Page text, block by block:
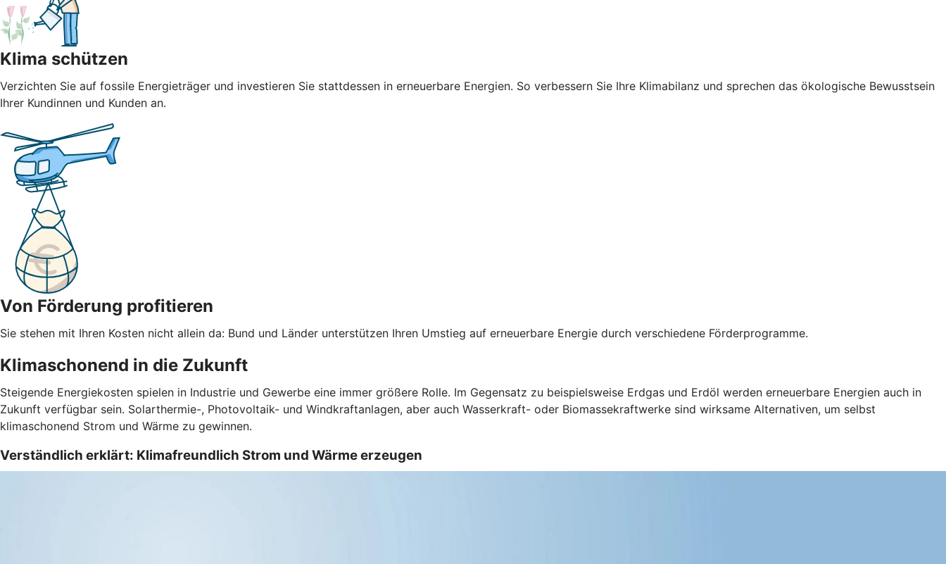
Klima schützen
Verzichten Sie auf fossile Energieträger und investieren Sie stattdessen in erneuerbare Energien. So verbessern Sie Ihre Klimabilanz und sprechen das ökologische Bewusstsein
Ihrer Kundinnen und Kunden an.
Von Förderung profitieren
Sie stehen mit Ihren Kosten nicht allein da: Bund und Länder unterstützen Ihren Umstieg auf erneuerbare Energie durch verschiedene Förderprogramme.
Klimaschonend in die Zukunft
Steigende Energiekosten spielen in Industrie und Gewerbe eine immer größere Rolle. Im Gegensatz zu beispielsweise Erdgas und Erdöl werden erneuerbare Energien auch in
Zukunft verfügbar sein. Solarthermie-, Photovoltaik- und Windkraftanlagen, aber auch Wasserkraft- oder Biomassekraftwerke sind wirksame Alternativen, um selbst
klimaschonend Strom und Wärme zu gewinnen.
Verständlich erklärt: Klimafreundlich Strom und Wärme erzeugen